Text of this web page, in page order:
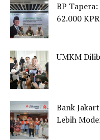
BP
62.000
UMKM
Bank
Lebih